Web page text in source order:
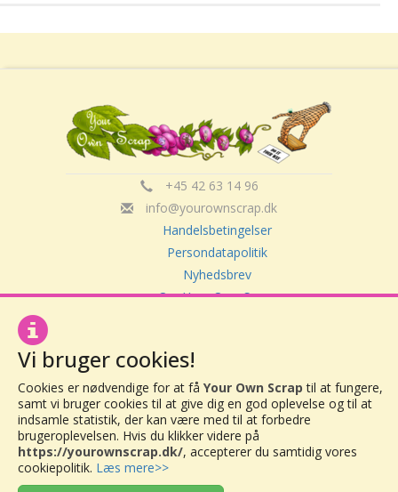
+45 42 63 14 96
info@yourownscrap.dk
Handelsbetingelser
Persondatapolitik
Nyhedsbrev
Om Your Own Scrap
Your Own Scrap
CVR: 30416082
Vor Frue Hovedgade 20
4000 Roskilde
Vi bruger cookies!
Cookies er nødvendige for at få Your Own Scrap til at fungere,
samt vi bruger cookies til at give dig en god oplevelse og til at
indsamle statistik, der kan være med til at forbedre
brugeroplevelsen. Hvis du klikker videre på
https://yourownscrap.dk/, accepterer du samtidig vores
cookiepolitik. Læs mere>>